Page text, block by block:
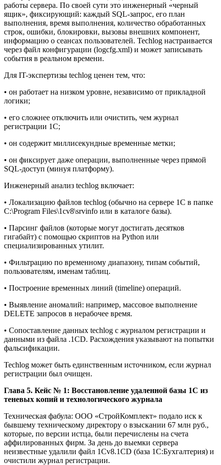
работы сервера. По своей сути это инженерный «черный
ящик», фиксирующий: каждый SQL-запрос, его план
выполнения, время выполнения, количество обработанных
строк, ошибки, блокировки, вызовы внешних компонент,
информацию о сеансах пользователей. Techlog настраивается
через файл конфигурации (logcfg.xml) и может записывать
события в реальном времени.
Для IT-экспертизы techlog ценен тем, что:
• он работает на низком уровне, независимо от прикладной
логики;
• его сложнее отключить или очистить, чем журнал
регистрации 1С;
• он содержит миллисекундные временные метки;
• он фиксирует даже операции, выполненные через прямой
SQL-доступ (минуя платформу).
Инженерный анализ techlog включает:
• Локализацию файлов techlog (обычно на сервере 1С в папке
C:\Program Files\1cv8\srvinfo или в каталоге базы).
• Парсинг файлов (которые могут достигать десятков
гигабайт) с помощью скриптов на Python или
специализированных утилит.
• Фильтрацию по временному диапазону, типам событий,
пользователям, именам таблиц.
• Построение временных линий (timeline) операций.
• Выявление аномалий: например, массовое выполнение
DELETE запросов в нерабочее время.
• Сопоставление данных techlog с журналом регистрации и
данными из файла .1CD. Расхождения указывают на попытки
фальсификации.
Techlog может быть единственным источником, если журнал
регистрации был очищен.
Глава 5. Кейс № 1: Восстановление удаленной базы 1С из
теневых копий и технологического журнала
Техническая фабула: ООО «СтройКомплект» подало иск к
бывшему техническому директору о взыскании 67 млн руб.,
которые, по версии истца, были перечислены на счета
аффилированных фирм. За день до выемки сервера
неизвестные удалили файл 1Cv8.1CD (база 1С:Бухгалтерия) и
очистили журнал регистрации.